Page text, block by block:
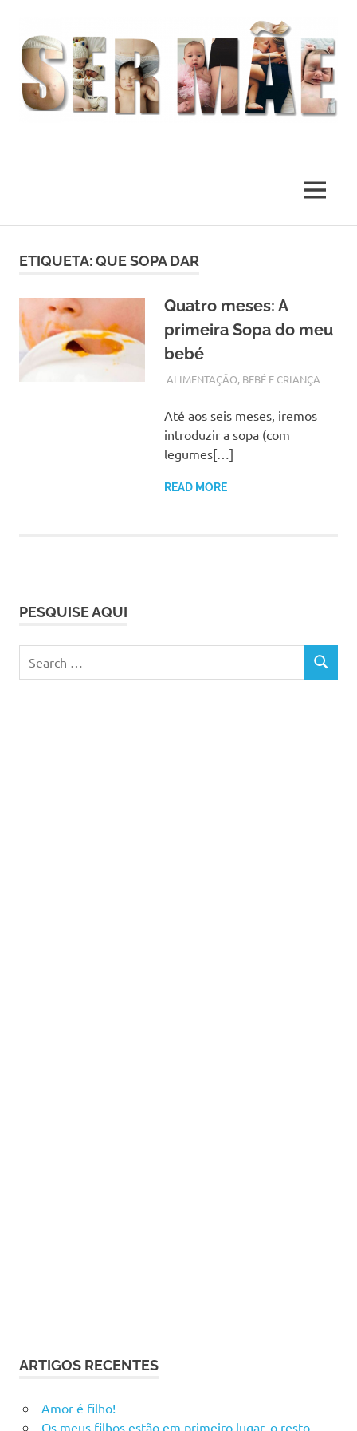
MENU
ETIQUETA:QUE SOPA DAR
Quatro meses: A
primeira Sopa do meu
bebé
SETEMBRO 19, 2017
ADMIN
ALIMENTAÇÃO, BEBÉ E CRIANÇA
Até aos seis meses, iremos
introduzir a sopa (com
legumes[…]
READ MORE
PESQUISE AQUI
for:
SEARCH
ARTIGOS RECENTES
Amor é filho!
Os meus filhos estão em primeiro lugar, o resto